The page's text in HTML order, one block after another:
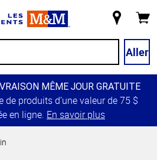
magasin
Aller
MÊME JOUR GRATUITE
produits d’une valeur de 75 $
en ligne. En savoir plus